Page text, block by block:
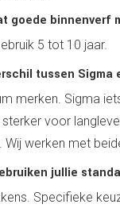
goede binnenverf
5 tot 10 jaar.
tussen Sigma
merken. Sigma
sterker voor
Wij werken met
jullie
Specifieke